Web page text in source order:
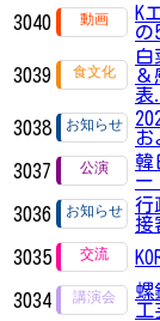
3040
K
の
3039
白
＆
表
3038
お
3037
韓
ー
3036
行
接
3035
3034
螺
工